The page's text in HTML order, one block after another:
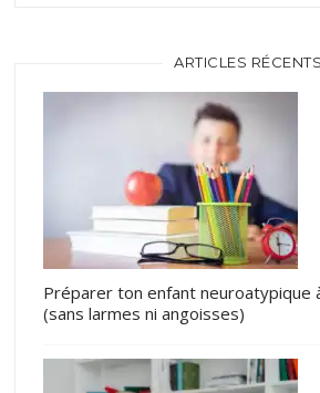
ARTICLES RÉCENTS
Préparer ton enfant neuroatypique
(sans larmes ni angoisses)